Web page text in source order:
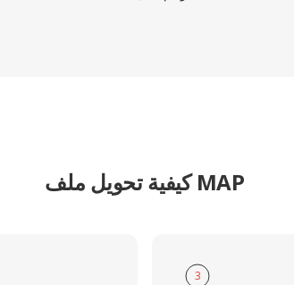
كيفية تحويل ملف MAP
3